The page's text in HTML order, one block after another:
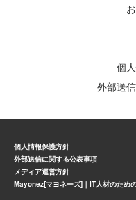
個
外部送
個人情報保護方針
外部送信に関する公表事項
メディア運営方針
Mayonez[マヨネーズ]｜IT人材のため